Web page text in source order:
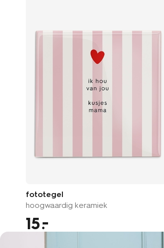
fototegel
hoogwaardig keramiek
15